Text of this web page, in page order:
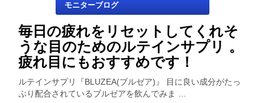
モニターブログ
毎日の疲れをリセットしてくれそ
うな目のためのルテインサプリ 。
疲れ目にもおすすめです！
ルテインサプリ『BLUZEA(ブルゼア)』 目に良い成分がたっ
ぷり配合されているブルゼアを飲んでみま …